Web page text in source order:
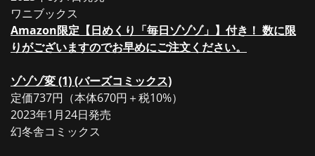
ワニブックス
Amazon限定【日めくり「毎日ゾゾゾ」】付き！ 数に限
りがございますのでお早めにご注文ください。
ゾゾゾ変 (1) (バーズコミックス)
定価737円（本体670円＋税10%）
2023年1月24日発売
幻冬舎コミックス